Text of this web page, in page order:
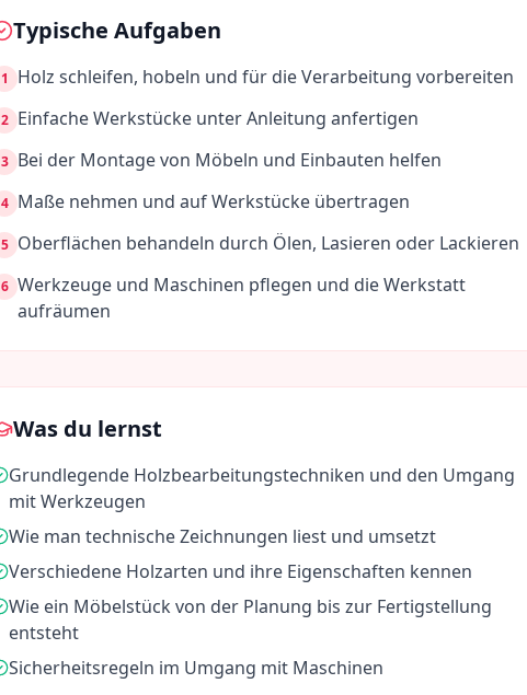
Typische Aufgaben
1 Holz schleifen, hobeln und für die Verarbeitung vorbereiten
2 Einfache Werkstücke unter Anleitung anfertigen
3 Bei der Montage von Möbeln und Einbauten helfen
4 Maße nehmen und auf Werkstücke übertragen
5 Oberflächen behandeln durch Ölen, Lasieren oder Lackieren
6 Werkzeuge und Maschinen pflegen und die Werkstatt
aufräumen
Was du lernst
Grundlegende Holzbearbeitungstechniken und den Umgang
mit Werkzeugen
Wie man technische Zeichnungen liest und umsetzt
Verschiedene Holzarten und ihre Eigenschaften kennen
Wie ein Möbelstück von der Planung bis zur Fertigstellung
entsteht
Sicherheitsregeln im Umgang mit Maschinen